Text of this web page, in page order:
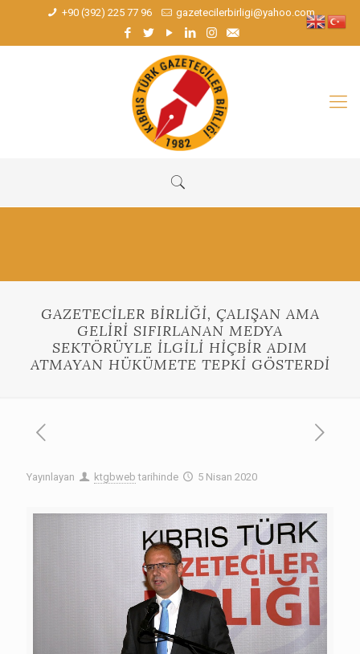
+90 (392) 225 77 96 gazetecilerbirligi@yahoo.com
GAZETECİLER BİRLİĞİ, ÇALIŞAN AMA
GELİRİ SIFIRLANAN MEDYA
SEKTÖRÜYLE İLGİLİ HİÇBİR ADIM
ATMAYAN HÜKÜMETE TEPKİ GÖSTERDİ
Yayınlayan ktgbweb tarihinde 5 Nisan 2020